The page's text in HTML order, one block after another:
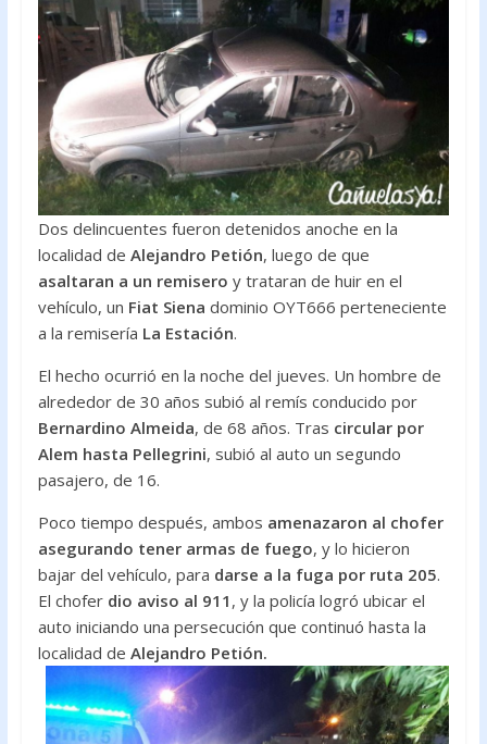
Dos delincuentes fueron detenidos anoche en la
localidad de Alejandro Petión, luego de que
asaltaran a un remisero y trataran de huir en el
vehículo, un Fiat Siena dominio OYT666 perteneciente
a la remisería La Estación.
El hecho ocurrió en la noche del jueves. Un hombre de
alrededor de 30 años subió al remís conducido por
Bernardino Almeida, de 68 años. Tras circular por
Alem hasta Pellegrini, subió al auto un segundo
pasajero, de 16.
Poco tiempo después, ambos amenazaron al chofer
asegurando tener armas de fuego, y lo hicieron
bajar del vehículo, para darse a la fuga por ruta 205.
El chofer dio aviso al 911 , y la policía logró ubicar el
auto iniciando una persecución que continuó hasta la
localidad de Alejandro Petión.